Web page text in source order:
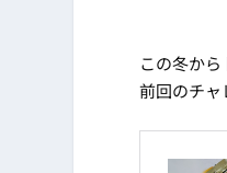
この冬か
前回のチャ